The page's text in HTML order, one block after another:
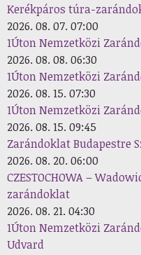
Kerékpáros túra-
2026. 08. 07. 07:00
1Úton Nemzetközi
2026. 08. 08. 06:30
1Úton Nemzetközi
2026. 08. 15. 07:30
1Úton Nemzetközi
2026. 08. 15. 09:45
Zarándoklat Budapestre
2026. 08. 20. 06:00
CZESTOCHOWA –
zarándoklat
2026. 08. 21. 04:30
1Úton Nemzetközi
Udvard